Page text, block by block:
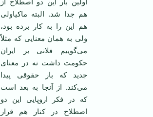
هم جدا شد. البته ماکیاولی
هم این را به کار برده بود،
ولی به همان معنایی که مثلاً
می‌گوییم فلانی بر ایران
حکومت داشت نه در معنای
جدید که بار حقوقی پیدا
می‌کند. از آنجا به بعد است
که در فکر اروپایی این دو
اصطلاح در کنار هم قرار